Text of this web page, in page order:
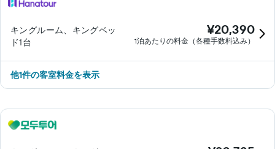
キングルーム、キングベッ
ド1台
¥20,390
1泊あたりの料金（各種手数料込み）
他1件の客室料金を表示